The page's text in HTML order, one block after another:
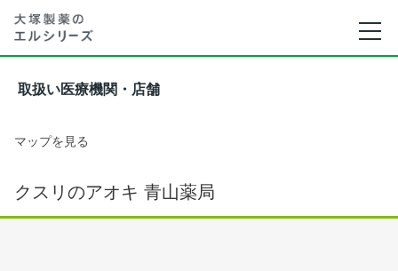
取扱い医療機関・店舗
マップを見る
クスリのアオキ 青山薬局